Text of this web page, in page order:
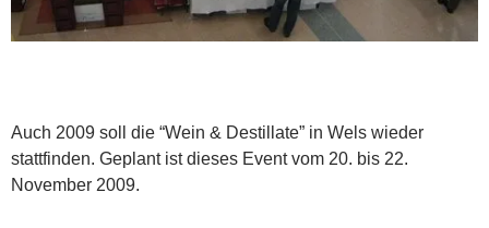
Auch 2009 soll die “Wein & Destillate” in Wels wieder
stattfinden. Geplant ist dieses Event vom 20. bis 22.
November 2009.